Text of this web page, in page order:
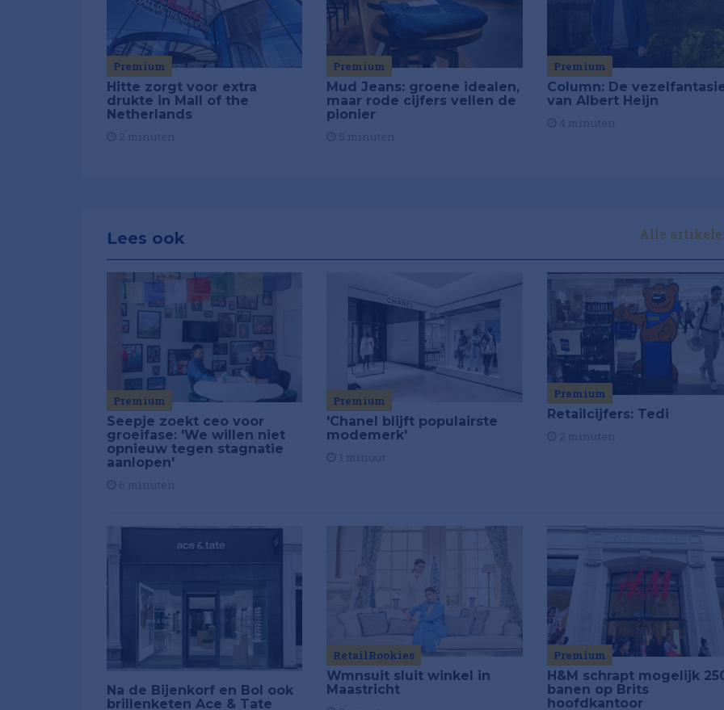
Premium
Hitte zorgt voor extra
drukte in Mall of the
Netherlands
Premium
Mud Jeans: groene idealen,
maar rode cijfers vellen de
pionier
Premium
Column: De
van Albert Heijn
Lees ook Alle
Premium
Seepje zoekt ceo voor
groeifase: 'We willen niet
opnieuw tegen stagnatie
aanlopen'
Premium
'Chanel blijft populairste
modemerk'
Premium
Retailcijfers: Tedi
Na de Bijenkorf en Bol ook
brillenketen Ace & Tate
RetailRookies
Wmnsuit sluit winkel in
Maastricht
Premium
H&M schrapt mogelijk
banen op Brits
hoofdkantoor